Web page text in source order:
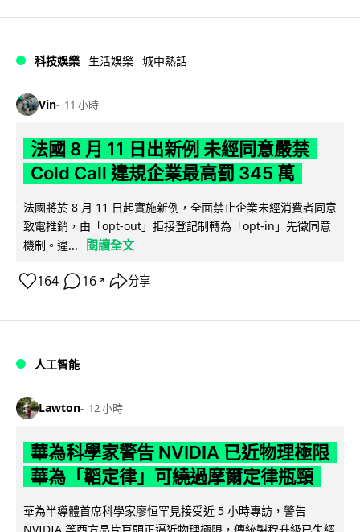
科技娛樂 生活娛樂 城中熱話
Vin 11 小時
法國 8 月 11 日出新例 未經同意嚴禁
Cold Call 違規企業最高罰 345 萬
法國將於 8 月 11 日起實施新例，全面禁止企業未經消費者同意
致電推銷，由「opt-out」拒接登記制轉為「opt-in」先徵同意
機制。違...
閱讀全文
164 16 ↗ 分享
人工智能
Lawton 12 小時
華為科學家警告 NVIDIA 已近物理極限
華為「韜定律」可繞過摩爾定律瓶頸
華為半導體首席科學家廖恒罕見接受近 5 小時專訪，警告